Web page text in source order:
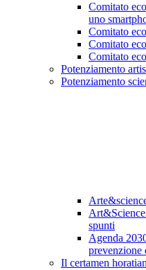
Comitato
uno
Comitato
Comitato
Comitato
Potenziamento
Potenziamento
spunti
Agenda
prevenzione
Il certamen